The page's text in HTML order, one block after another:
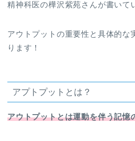
精神科医の樺沢紫苑さんが書いて
アウトプットの重要性と具体的な
ります！
アプトプットとは？
アウトプットとは運動を伴う記憶